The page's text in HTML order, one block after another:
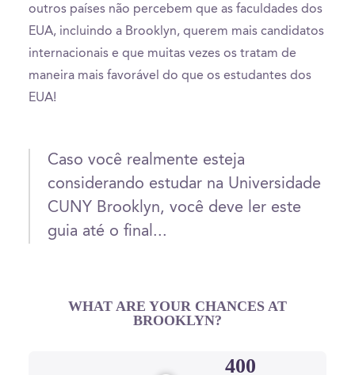
outros países não percebem que as faculdades dos
EUA, incluindo a Brooklyn, querem mais candidatos
internacionais e que muitas vezes os tratam de
maneira mais favorável do que os estudantes dos
EUA!
Caso você realmente esteja
considerando estudar na Universidade
CUNY Brooklyn, você deve ler este
guia até o final...
WHAT ARE YOUR CHANCES AT
BROOKLYN?